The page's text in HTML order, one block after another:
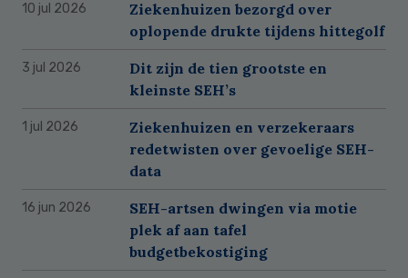
10 jul 2026
Ziekenhuizen bezorgd over
oplopende drukte tijdens hittegolf
3 jul 2026
Dit zijn de tien grootste en
kleinste SEH’s
1 jul 2026
Ziekenhuizen en verzekeraars
redetwisten over gevoelige SEH-
data
16 jun 2026
SEH-artsen dwingen via motie
plek af aan tafel
budgetbekostiging